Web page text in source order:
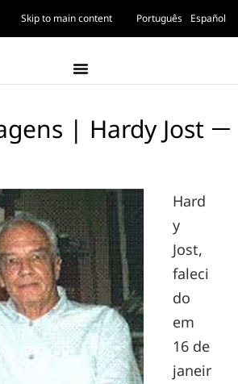
Skip to main content Português Español
| Hardy Jost
Hard
y
Jost,
faleci
do
em
16 de
janeir